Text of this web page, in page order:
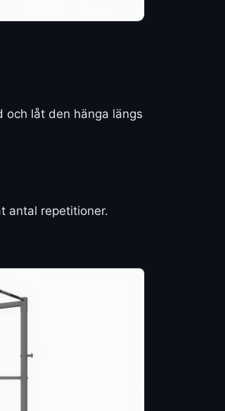
låt den hänga längs
antal repetitioner.